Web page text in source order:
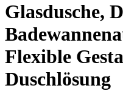
Glasdusche,
Flexible
Duschlösung